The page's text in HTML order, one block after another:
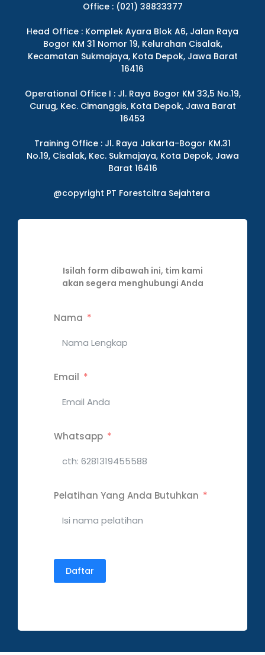
Office : (021) 38833377
Head Office : Komplek Ayara Blok A6, Jalan Raya
Bogor KM 31 Nomor 19, Kelurahan Cisalak,
Kecamatan Sukmajaya, Kota Depok, Jawa Barat
16416
Operational Office I : Jl. Raya Bogor KM 33,5 No.19,
Curug, Kec. Cimanggis, Kota Depok, Jawa Barat
16453
Training Office : Jl. Raya Jakarta-Bogor KM.31
No.19, Cisalak, Kec. Sukmajaya, Kota Depok, Jawa
Barat 16416
@copyright PT Forestcitra Sejahtera
Isilah form dibawah ini, tim kami
akan segera menghubungi Anda
Nama
Email
Whatsapp
Pelatihan Yang Anda Butuhkan
Daftar